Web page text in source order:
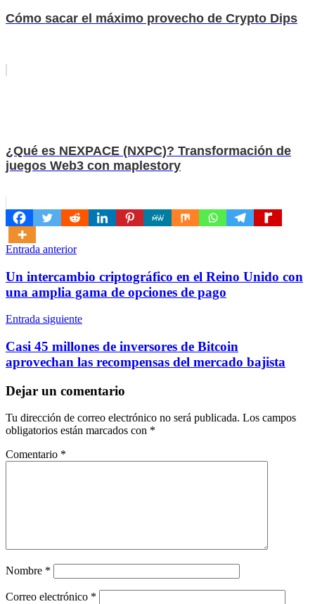
Cómo sacar el máximo provecho de Crypto Dips
¿Qué es NEXPACE (NXPC)? Transformación de
juegos Web3 con maplestory
Navegación
de
entradas
Entrada anterior
Un intercambio criptográfico en el Reino Unido con
una amplia gama de opciones de pago
Entrada siguiente
Casi 45 millones de inversores de Bitcoin
aprovechan las recompensas del mercado bajista
Dejar un comentario
Tu dirección de correo electrónico no será publicada. Los campos
obligatorios están marcados con *
Comentario *
Nombre *
Correo electrónico *